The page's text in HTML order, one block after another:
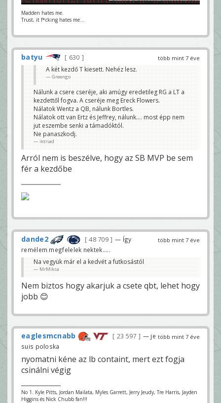
Madden hates me.
Trust, it f*cking hates me...
több mint 7 éve
batyu
630
A két kezdő T kiesett. Nehéz lesz.
Greengo
Nálunk a csere cseréje, aki amúgy eredetileg RG a LT a
kezdettől fogva. A cseréje meg Ereck Flowers.
Nálatok Wentz a QB, nálunk Bortles.
Nálatok ott van Ertz és Jeffrey, nálunk.... most épp nem
jut eszembe senki a támadóktól.
Ne panaszkodj.
iktriad
Arról nem is beszélve, hogy az SB MVP be sem
fér a kezdőbe
több mint 7 éve
dande2 48 709
— Így
remélem megfelelek nektek.....
Na vegyük már el a kedvét a futkosástól
MrMiksa
Nem biztos hogy akarjuk a csete qbt, lehet hogy
jobb 😊
több mint 7 éve
eaglesmcnabb 23 597
— je
suis poloska
nyomatni kéne az lb containt, mert ezt fogja
csinálni végig
No 1. Kyle Pitts, Jordan Mailata, Myles Garrett, Jerry Jeudy, Tre Harris, Jayden
Higgins és Nick Chubb fan!!!